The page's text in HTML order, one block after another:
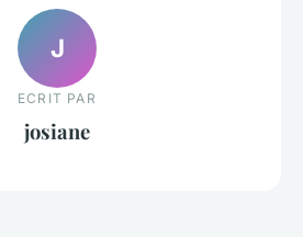
J
ECRIT PAR
josiane